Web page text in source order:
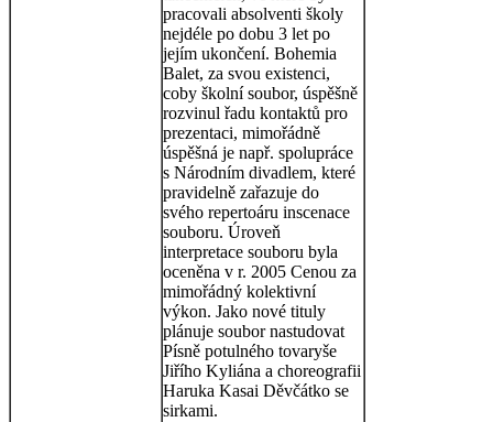
pracovali absolventi školy
nejdéle po dobu 3 let po
jejím ukončení. Bohemia
Balet, za svou existenci,
coby školní soubor, úspěšně
rozvinul řadu kontaktů pro
prezentaci, mimořádně
úspěšná je např. spolupráce
s Národním divadlem, které
pravidelně zařazuje do
svého repertoáru inscenace
souboru. Úroveň
interpretace souboru byla
oceněna v r. 2005 Cenou za
mimořádný kolektivní
výkon. Jako nové tituly
plánuje soubor nastudovat
Písně potulného tovaryše
Jiřího Kyliána a choreografii
Haruka Kasai Děvčátko se
sirkami.